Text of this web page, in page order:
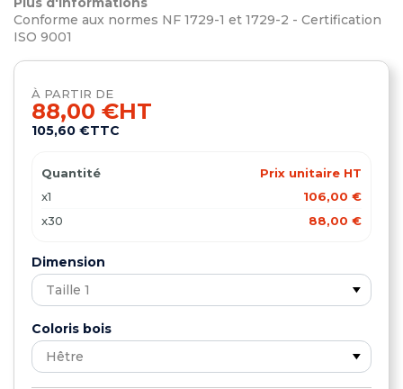
Conforme aux normes NF 1729-1 et 1729-2 - Certification
ISO 9001
À PARTIR DE
88,00 €HT
105,60 €TTC
Quantité
Prix unitaire HT
x1
106,00 €
x30
88,00 €
Dimension
Coloris bois